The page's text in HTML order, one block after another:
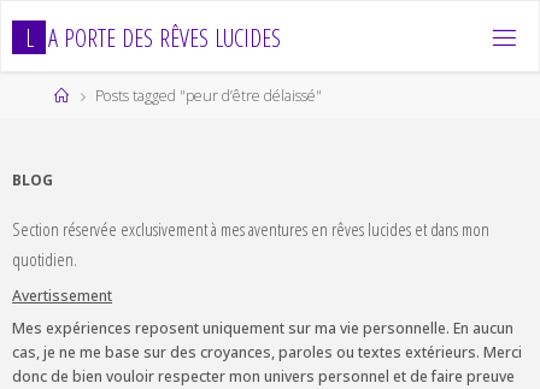
L A PORTE DES RÊVES LUCIDES
HomePosts tagged "peur d’être délaissé"
BLOG
Section réservée exclusivement à mes aventures en rêves lucides et dans mon
quotidien.
Avertissement
Mes expériences reposent uniquement sur ma vie personnelle. En aucun
cas, je ne me base sur des croyances, paroles ou textes extérieurs. Merci
donc de bien vouloir respecter mon univers personnel et de faire preuve